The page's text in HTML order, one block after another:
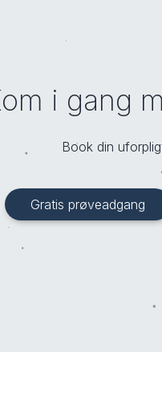
i gang
Book din
Gratis prøveadgang